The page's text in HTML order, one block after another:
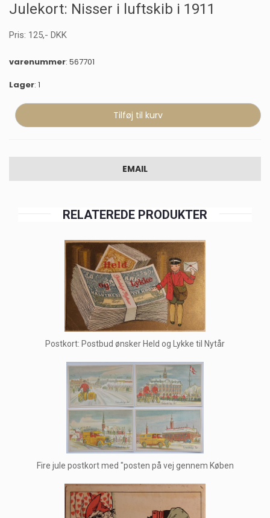
Julekort: Nisser i luftskib i 1911
Pris: 125,- DKK
varenummer: 567701
Lager: 1
EMAIL
RELATEREDE PRODUKTER
Postkort: Postbud ønsker Held og Lykke til Nytår
Fire jule postkort med "posten på vej gennem Køben